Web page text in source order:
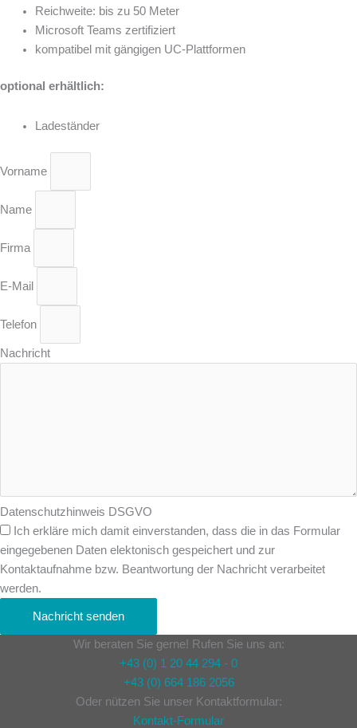
Reichweite: bis zu 50 Meter
Microsoft Teams zertifiziert
kompatibel mit gängigen UC-Plattformen
optional erhältlich:
Ladeständer
Vorname
Name
Firma
E-Mail
Telefon
Nachricht
Datenschutzhinweis DSGVO
Ich erkläre mich damit einverstanden, dass die in das Formular
eingegebenen Daten elektonisch gespeichert und zur
Kontaktaufnahme bzw. Beantwortung der Nachricht verarbeitet
werden.
Nachricht senden
Wir beraten Sie gerne! Rufen Sie uns an:
+43 (0) 1 20 44 294 - 0
+43 (0) 664 186 2056
Oder nützen Sie unser Kontaktformular:
Kontakt-Formular